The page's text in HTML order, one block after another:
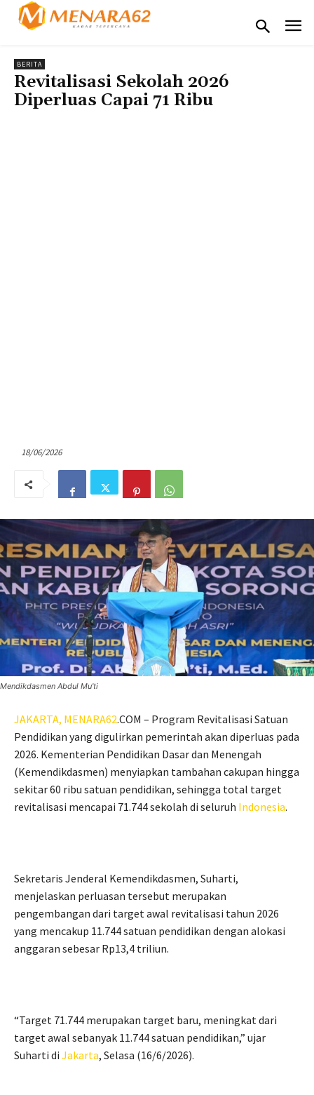
BERITA
Revitalisasi Sekolah 2026
Diperluas Capai 71 Ribu
18/06/2026
Mendikdasmen Abdul Mu'ti
JAKARTA, MENARA62.COM – Program Revitalisasi Satuan
Pendidikan yang digulirkan pemerintah akan diperluas pada
2026. Kementerian Pendidikan Dasar dan Menengah
(Kemendikdasmen) menyiapkan tambahan cakupan hingga
sekitar 60 ribu satuan pendidikan, sehingga total target
revitalisasi mencapai 71.744 sekolah di seluruh Indonesia.
Sekretaris Jenderal Kemendikdasmen, Suharti,
menjelaskan perluasan tersebut merupakan
pengembangan dari target awal revitalisasi tahun 2026
yang mencakup 11.744 satuan pendidikan dengan alokasi
anggaran sebesar Rp13,4 triliun.
“Target 71.744 merupakan target baru, meningkat dari
target awal sebanyak 11.744 satuan pendidikan,” ujar
Suharti di Jakarta, Selasa (16/6/2026).